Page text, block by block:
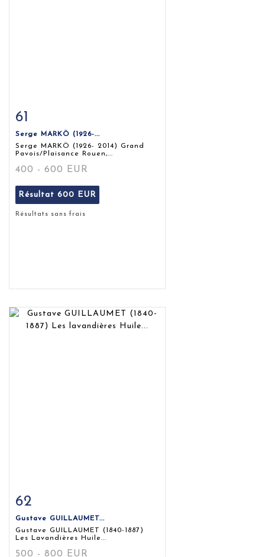
Fiche détaillée
61
Serge MARKÖ (1926-...
Serge MARKÖ (1926- 2014) Grand
Pavois/Plaisance Rouen,...
400 - 600 EUR
Résultat 600 EUR
Résultats sans frais
Fiche détaillée
62
Gustave GUILLAUMET...
Gustave GUILLAUMET (1840-1887)
Les Lavandières Huile...
500 - 800 EUR